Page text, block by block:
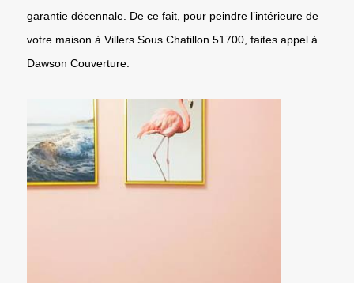
garantie décennale. De ce fait, pour peindre l’intérieure de
votre maison à Villers Sous Chatillon 51700, faites appel à
Dawson Couverture.